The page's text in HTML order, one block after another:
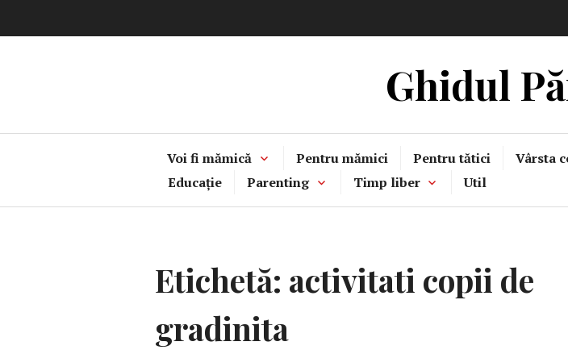
la
Ghidul
Voi fi mămică Pentru mămici Pentru tătici Vârsta
Educație
Parenting Timp liber Util
Etichetă: activitati copii de
gradinita